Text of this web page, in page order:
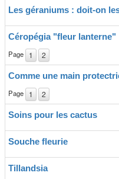
Les géraniums : doit-on
Céropégia "fleur lanterne"
Page 1 2
Comme une main
Page 1 2
Soins pour les cactus
Souche fleurie
Tillandsia